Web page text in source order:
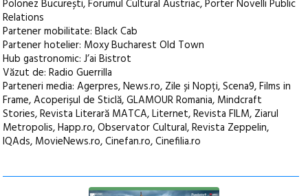
Polonez București, Forumul Cultural Austriac, Porter Novelli Public
Relations
Partener mobilitate: Black Cab
Partener hotelier: Moxy Bucharest Old Town
Hub gastronomic: J’ai Bistrot
Văzut de: Radio Guerrilla
Parteneri media: Agerpres, News.ro, Zile și Nopți, Scena9, Films in
Frame, Acoperișul de Sticlă, GLAMOUR Romania, Mindcraft
Stories, Revista Literară MATCA, Liternet, Revista FILM, Ziarul
Metropolis, Happ.ro, Observator Cultural, Revista Zeppelin,
IQAds, MovieNews.ro, Cinefan.ro, Cinefilia.ro